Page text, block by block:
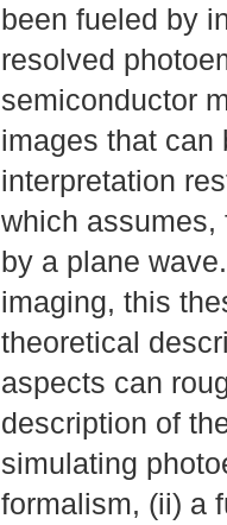
been fueled by
resolved
semiconductor
images that can
interpretation
which assumes,
by a plane
imaging, this
theoretical
aspects can
description of
simulating
formalism, (ii) a